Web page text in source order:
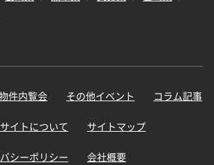
件内覧会 その他イベント コラム記事
イトについて サイトマップ
シーポリシー 会社概要